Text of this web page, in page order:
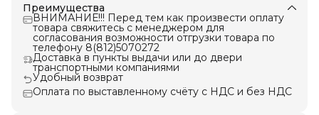
Преимущества
ВНИМАНИЕ!!! Перед тем как произвести оплату
товара свяжитесь с менеджером для
согласования возможности отгрузки товара по
телефону 8(812)5070272
Доставка в пункты выдачи или до двери
транспортными компаниями
Удобный возврат
Оплата по выставленному счёту с НДС и без НДС